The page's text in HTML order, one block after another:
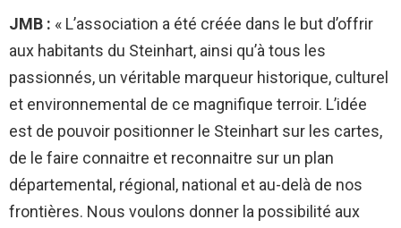
JMB : « L’association a été créée dans le but d’offrir
aux habitants du Steinhart, ainsi qu’à tous les
passionnés, un véritable marqueur historique, culturel
et environnemental de ce magnifique terroir. L’idée
est de pouvoir positionner le Steinhart sur les cartes,
de le faire connaitre et reconnaitre sur un plan
départemental, régional, national et au-delà de nos
frontières. Nous voulons donner la possibilité aux